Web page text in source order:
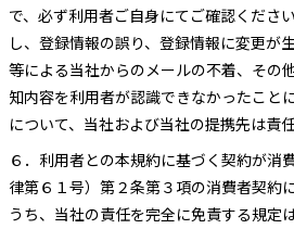
で、必ず利用者ご自身にてご確認くださ
し、登録情報の誤り、登録情報に変更が
等による当社からのメールの不着、その
知内容を利用者が認識できなかったこと
について、当社および当社の提携先は責
６． 利用者との本規約に基づく契約が消
律第６１号）第２条第３項の消費者契約
うち、当社の責任を完全に免責する規定